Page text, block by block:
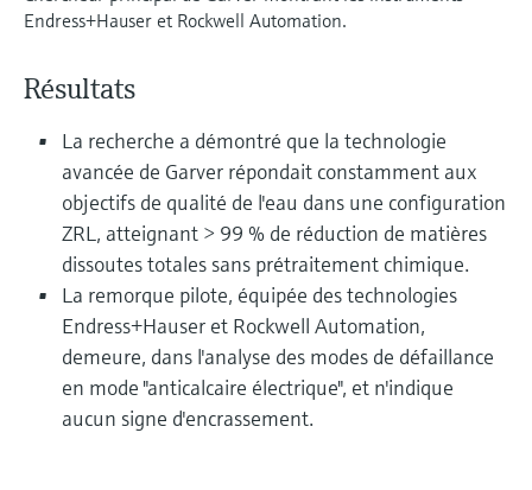
l'application
Device Viewer
Trouver des informations et de la
documentation spécifiques à un produit
Recherche de pièces détachées
Trouvez la bonne pièce de rechange en
tapant la racine/le code du produit et
accédez aux données spécifiques, vues
éclatées et notices de montage des appareils
pour un remplacement/réparation rapide.
micro-ondes
Mesure du niveau par la pression
Voir tous
Analyseurs de dureté, fer, etc.
Photomètres de process
Mesure par transmission de micro-
ondes
Technologie Memosens
Voir tous
décisionnels
Endress+Hauser et Rockwell Automation.
Résultats
La recherche a démontré que la technologie
avancée de Garver répondait constamment aux
objectifs de qualité de l'eau dans une configuration
ZRL, atteignant > 99 % de réduction de matières
dissoutes totales sans prétraitement chimique.
La remorque pilote, équipée des technologies
Endress+Hauser et Rockwell Automation,
demeure, dans l'analyse des modes de défaillance
en mode "anticalcaire électrique", et n'indique
aucun signe d'encrassement.